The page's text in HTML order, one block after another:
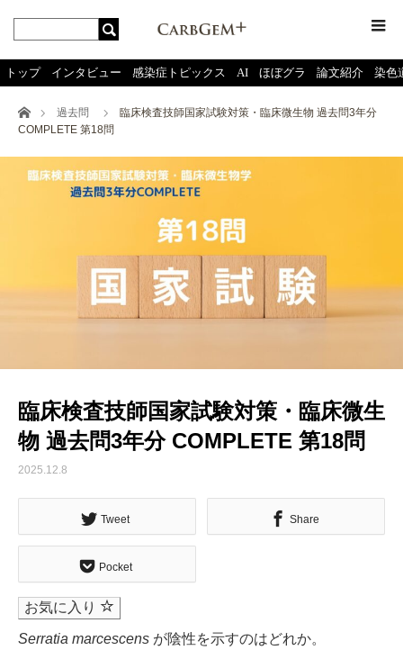
トップ インタビュー 感染症トピックス AI ほぼグラ 論文紹介 染色
ホーム過去問
臨床検査技師国家試験対策・臨床微生物 過去問3年分
COMPLETE 第18問
臨床検査技師国家試験対策・臨床微生
物 過去問3年分 COMPLETE 第18問
2025.12.8
Tweet Share
Pocket
お気に入り
Serratia marcescens が陰性を示すのはどれか。